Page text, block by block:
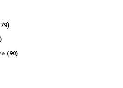
179
1252
produkty
9090